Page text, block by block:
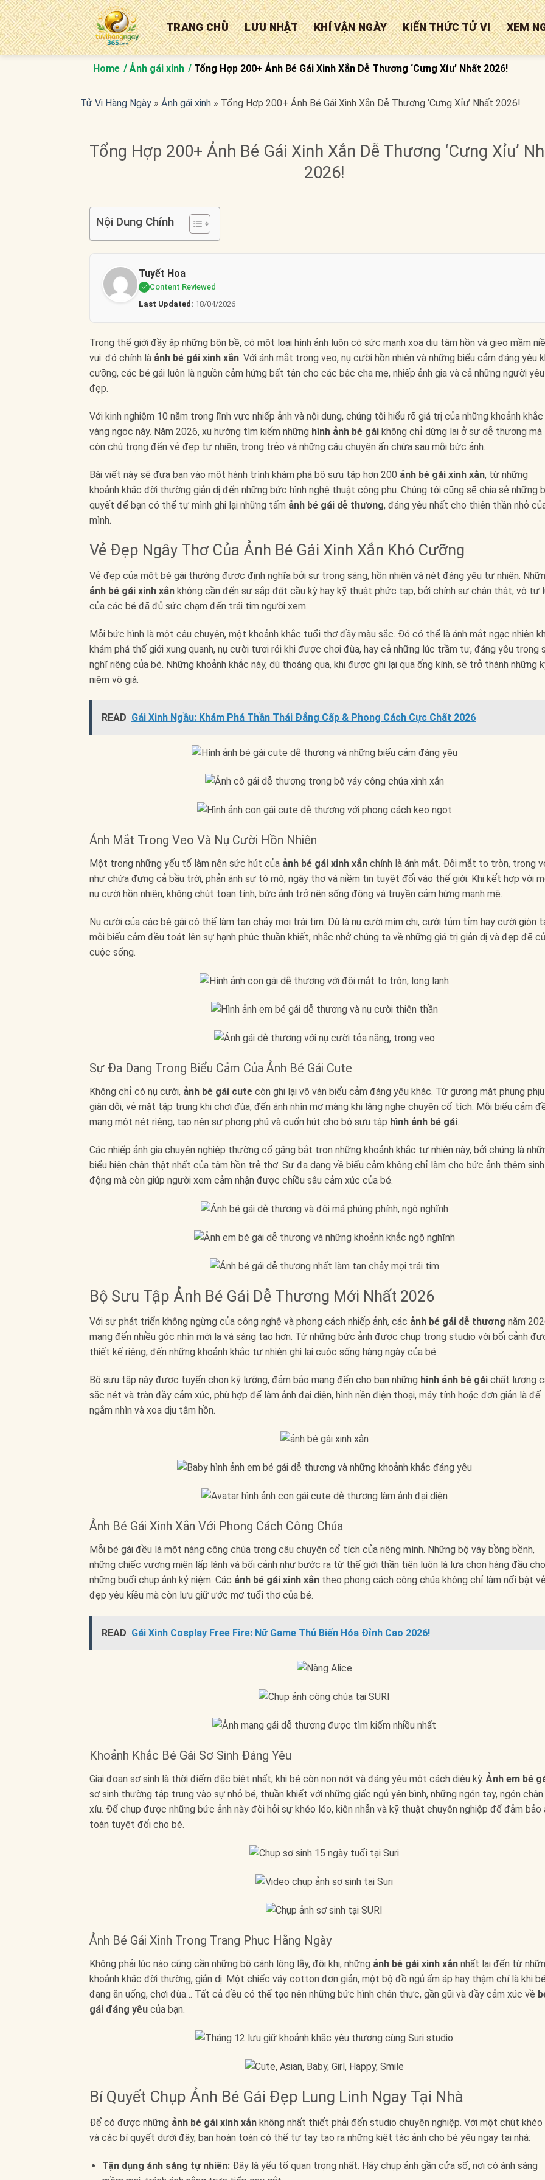
Bỏ
qua
nội
dung
TRANG CHỦ LƯU NHẬT KHÍ VẬN NGÀY KIẾN THỨC TỬ VI XEM
Home Ảnh gái xinh Tổng Hợp 200+ Ảnh Bé Gái Xinh Xắn Dễ Thương ‘Cưng Xỉu’ Nhất 2026!
Tử Vi Hàng Ngày » Ảnh gái xinh » Tổng Hợp 200+ Ảnh Bé Gái Xinh Xắn Dễ Thương ‘Cưng Xỉu’ Nhất 2026!
Tổng Hợp 200+ Ảnh Bé Gái Xinh Xắn Dễ Thương ‘Cưng Xỉu’
2026!
Nội Dung Chính
Tuyết Hoa
Content Reviewed
Last Updated: 18/04/2026
Trong thế giới đầy ắp những bộn bề, có một loại hình ảnh luôn có sức mạnh xoa dịu tâm hồn và gieo mầm
vui: đó chính là ảnh bé gái xinh xắn. Với ánh mắt trong veo, nụ cười hồn nhiên và những biểu cảm đáng yêu
cưỡng, các bé gái luôn là nguồn cảm hứng bất tận cho các bậc cha mẹ, nhiếp ảnh gia và cả những người
đẹp.
Với kinh nghiệm 10 năm trong lĩnh vực nhiếp ảnh và nội dung, chúng tôi hiểu rõ giá trị của những khoảnh khắc
vàng ngọc này. Năm 2026, xu hướng tìm kiếm những hình ảnh bé gái không chỉ dừng lại ở sự dễ thương mà
còn chú trọng đến vẻ đẹp tự nhiên, trong trẻo và những câu chuyện ẩn chứa sau mỗi bức ảnh.
Bài viết này sẽ đưa bạn vào một hành trình khám phá bộ sưu tập hơn 200 ảnh bé gái xinh xắn, từ những
khoảnh khắc đời thường giản dị đến những bức hình nghệ thuật công phu. Chúng tôi cũng sẽ chia sẻ những
quyết để bạn có thể tự mình ghi lại những tấm ảnh bé gái dễ thương, đáng yêu nhất cho thiên thần nhỏ
mình.
Vẻ Đẹp Ngây Thơ Của Ảnh Bé Gái Xinh Xắn Khó Cưỡng
Vẻ đẹp của một bé gái thường được định nghĩa bởi sự trong sáng, hồn nhiên và nét đáng yêu tự nhiên.
ảnh bé gái xinh xắn không cần đến sự sắp đặt cầu kỳ hay kỹ thuật phức tạp, bởi chính sự chân thật, vô tư
của các bé đã đủ sức chạm đến trái tim người xem.
Mỗi bức hình là một câu chuyện, một khoảnh khắc tuổi thơ đầy màu sắc. Đó có thể là ánh mắt ngạc nhiên
khám phá thế giới xung quanh, nụ cười tươi rói khi được chơi đùa, hay cả những lúc trầm tư, đáng yêu trong
nghĩ riêng của bé. Những khoảnh khắc này, dù thoáng qua, khi được ghi lại qua ống kính, sẽ trở thành những
niệm vô giá.
READ Gái Xinh Ngầu: Khám Phá Thần Thái Đẳng Cấp & Phong Cách Cực Chất 2026
Ánh Mắt Trong Veo Và Nụ Cười Hồn Nhiên
Một trong những yếu tố làm nên sức hút của ảnh bé gái xinh xắn chính là ánh mắt. Đôi mắt to tròn, trong
như chứa đựng cả bầu trời, phản ánh sự tò mò, ngây thơ và niềm tin tuyệt đối vào thế giới. Khi kết hợp với
nụ cười hồn nhiên, không chút toan tính, bức ảnh trở nên sống động và truyền cảm hứng mạnh mẽ.
Nụ cười của các bé gái có thể làm tan chảy mọi trái tim. Dù là nụ cười mím chi, cười tủm tỉm hay cười giòn
mỗi biểu cảm đều toát lên sự hạnh phúc thuần khiết, nhắc nhở chúng ta về những giá trị giản dị và đẹp đẽ
cuộc sống.
Sự Đa Dạng Trong Biểu Cảm Của Ảnh Bé Gái Cute
Không chỉ có nụ cười, ảnh bé gái cute còn ghi lại vô vàn biểu cảm đáng yêu khác. Từ gương mặt phụng
giận dỗi, vẻ mặt tập trung khi chơi đùa, đến ánh nhìn mơ màng khi lắng nghe chuyện cổ tích. Mỗi biểu cảm
mang một nét riêng, tạo nên sự phong phú và cuốn hút cho bộ sưu tập hình ảnh bé gái.
Các nhiếp ảnh gia chuyên nghiệp thường cố gắng bắt trọn những khoảnh khắc tự nhiên này, bởi chúng là
biểu hiện chân thật nhất của tâm hồn trẻ thơ. Sự đa dạng về biểu cảm không chỉ làm cho bức ảnh thêm sinh
động mà còn giúp người xem cảm nhận được chiều sâu cảm xúc của bé.
Bộ Sưu Tập Ảnh Bé Gái Dễ Thương Mới Nhất 2026
Với sự phát triển không ngừng của công nghệ và phong cách nhiếp ảnh, các ảnh bé gái dễ thương năm
mang đến nhiều góc nhìn mới lạ và sáng tạo hơn. Từ những bức ảnh được chụp trong studio với bối cảnh
thiết kế riêng, đến những khoảnh khắc tự nhiên ghi lại cuộc sống hàng ngày của bé.
Bộ sưu tập này được tuyển chọn kỹ lưỡng, đảm bảo mang đến cho bạn những hình ảnh bé gái chất lượng
sắc nét và tràn đầy cảm xúc, phù hợp để làm ảnh đại diện, hình nền điện thoại, máy tính hoặc đơn giản là để
ngắm nhìn và xoa dịu tâm hồn.
Ảnh Bé Gái Xinh Xắn Với Phong Cách Công Chúa
Mỗi bé gái đều là một nàng công chúa trong câu chuyện cổ tích của riêng mình. Những bộ váy bồng bềnh,
những chiếc vương miện lấp lánh và bối cảnh như bước ra từ thế giới thần tiên luôn là lựa chọn hàng đầu cho
những buổi chụp ảnh kỷ niệm. Các ảnh bé gái xinh xắn theo phong cách công chúa không chỉ làm nổi bật vẻ
đẹp yêu kiều mà còn lưu giữ ước mơ tuổi thơ của bé.
READ Gái Xinh Cosplay Free Fire: Nữ Game Thủ Biến Hóa Đỉnh Cao 2026!
Khoảnh Khắc Bé Gái Sơ Sinh Đáng Yêu
Giai đoạn sơ sinh là thời điểm đặc biệt nhất, khi bé còn non nớt và đáng yêu một cách diệu kỳ.Ảnh em bé
sơ sinh thường tập trung vào sự nhỏ bé, thuần khiết với những giấc ngủ yên bình, những ngón tay, ngón chân
xíu. Để chụp được những bức ảnh này đòi hỏi sự khéo léo, kiên nhẫn và kỹ thuật chuyên nghiệp để đảm bảo
toàn tuyệt đối cho bé.
Ảnh Bé Gái Xinh Trong Trang Phục Hằng Ngày
Không phải lúc nào cũng cần những bộ cánh lộng lẫy, đôi khi, những ảnh bé gái xinh xắn nhất lại đến từ
khoảnh khắc đời thường, giản dị. Một chiếc váy cotton đơn giản, một bộ đồ ngủ ấm áp hay thậm chí là khi bé
đang ăn uống, chơi đùa… Tất cả đều có thể tạo nên những bức hình chân thực, gần gũi và đầy cảm xúc về
gái đáng yêu của bạn.
Bí Quyết Chụp Ảnh Bé Gái Đẹp Lung Linh Ngay Tại Nhà
Để có được những ảnh bé gái xinh xắn không nhất thiết phải đến studio chuyên nghiệp. Với một chút khéo
và các bí quyết dưới đây, bạn hoàn toàn có thể tự tay tạo ra những kiệt tác ảnh cho bé yêu ngay tại nhà:
Tận dụng ánh sáng tự nhiên:Đây là yếu tố quan trọng nhất. Hãy chụp ảnh gần cửa sổ, nơi có ánh sáng